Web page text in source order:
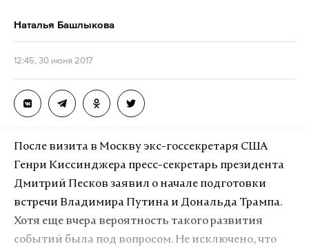
Наталья Башлыкова
12:45, 30 июня 2017
После визита в Москву экс-госсекретаря США
Генри Киссинджера пресс-секретарь президента
Дмитрий Песков заявил о начале подготовки
встречи Владимира Путина и Дональда Трампа.
Хотя еще вчера вероятность такого развития
событий была под вопросом. Не исключено, что